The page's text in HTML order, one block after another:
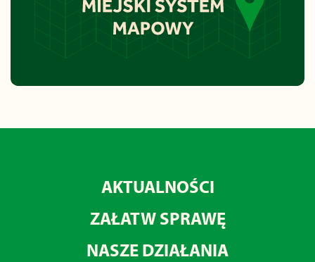
AKTUALNOŚCI
ZAŁATW SPRAWĘ
NASZE DZIAŁANIA